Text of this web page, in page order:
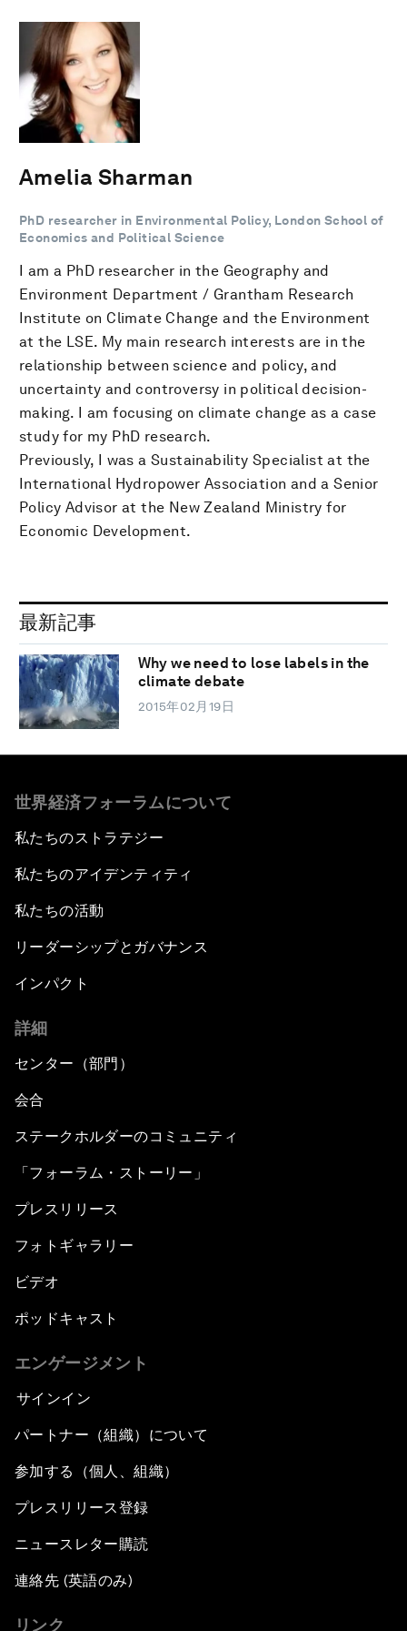
Amelia Sharman
PhD researcher in Environmental Policy, London School of
Economics and Political Science
I am a PhD researcher in the Geography and
Environment Department / Grantham Research
Institute on Climate Change and the Environment
at the LSE. My main research interests are in the
relationship between science and policy, and
uncertainty and controversy in political decision-
making. I am focusing on climate change as a case
study for my PhD research.
Previously, I was a Sustainability Specialist at the
International Hydropower Association and a Senior
Policy Advisor at the New Zealand Ministry for
Economic Development.
最新記事
Why we need to lose labels in the
climate debate
2015年02月19日
世界経済フォーラムについて
私たちのストラテジー
私たちのアイデンティティ
私たちの活動
リーダーシップとガバナンス
インパクト
詳細
センター（部門）
会合
ステークホルダーのコミュニティ
「フォーラム・ストーリー」
プレスリリース
フォトギャラリー
ビデオ
ポッドキャスト
エンゲージメント
サインイン
パートナー（組織）について
参加する（個人、組織）
プレスリリース登録
ニュースレター購読
連絡先 (英語のみ)
リンク